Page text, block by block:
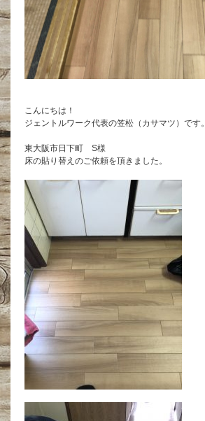
こんにちは！
ジェントルワーク代表の笠松（カサマツ）です。
東大阪市日下町 S様
床の貼り替えのご依頼を頂きました。